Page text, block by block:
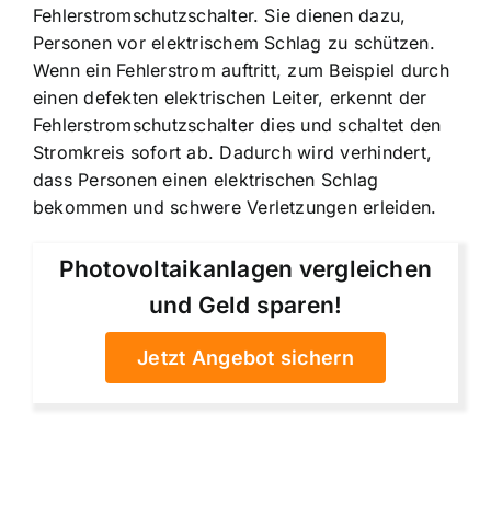
Fehlerstromschutzschalter. Sie dienen dazu,
Personen vor elektrischem Schlag zu schützen.
Wenn ein Fehlerstrom auftritt, zum Beispiel durch
einen defekten elektrischen Leiter, erkennt der
Fehlerstromschutzschalter dies und schaltet den
Stromkreis sofort ab. Dadurch wird verhindert,
dass Personen einen elektrischen Schlag
bekommen und schwere Verletzungen erleiden.
Photovoltaikanlagen vergleichen
und Geld sparen!
Jetzt Angebot sichern